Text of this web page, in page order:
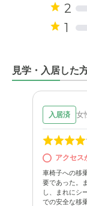
2
1
見学・入居した
入居済 女
アクセス
車椅子への移
要であった。
し、まれにシ
での安全な移